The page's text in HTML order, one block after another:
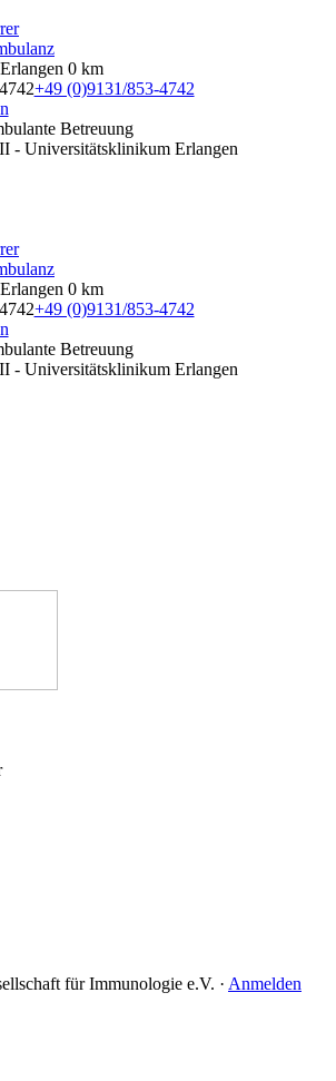
0 km
+49 (0)9131/853-4742
Betreuung
- Universitätsklinikum Erlangen
0 km
+49 (0)9131/853-4742
Betreuung
- Universitätsklinikum Erlangen
für Immunologie e.V. · Anmelden